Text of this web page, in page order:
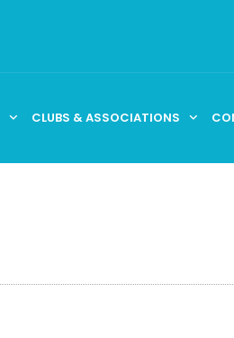
CLUBS & ASSOCIATIONS